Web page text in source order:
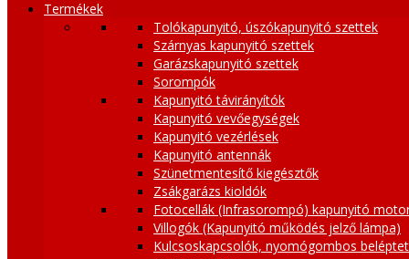
Termékek
Tolókapunyitó, úszókapunyitó szettek
Szárnyas kapunyitó szettek
Garázskapunyitó szettek
Sorompók
Kapunyitó távirányítók
Kapunyitó vevőegységek
Kapunyitó vezérlések
Kapunyitó antennák
Szünetmentesítő kiegésztők
Zsákgarázs kioldók
Fotocellák (Infrasorompó) kapunyitó
Villogók (Kapunyitó működés jelző lámpa)
Kulcsoskapcsolók, nyomógombos